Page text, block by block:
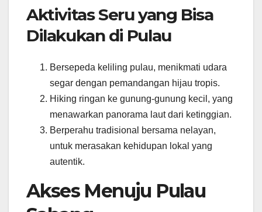
Aktivitas Seru yang Bisa
Dilakukan di Pulau
Bersepeda keliling pulau, menikmati udara
segar dengan pemandangan hijau tropis.
Hiking ringan ke gunung-gunung kecil, yang
menawarkan panorama laut dari ketinggian.
Berperahu tradisional bersama nelayan,
untuk merasakan kehidupan lokal yang
autentik.
Akses Menuju Pulau